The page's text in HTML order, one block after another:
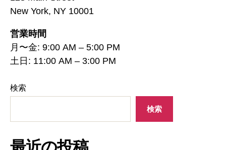
New York, NY 10001
営業時間
月〜金: 9:00 AM – 5:00 PM
土日: 11:00 AM – 3:00 PM
検索
検索